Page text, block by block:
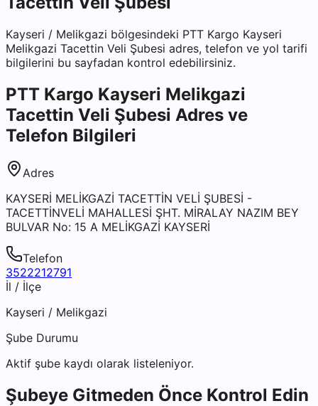
Kayseri / Melikgazi bölgesindeki PTT Kargo Kayseri
Melikgazi Tacettin Veli Şubesi adres, telefon ve yol tarifi
bilgilerini bu sayfadan kontrol edebilirsiniz.
PTT Kargo Kayseri Melikgazi
Tacettin Veli Şubesi Adres ve
Telefon Bilgileri
Adres
KAYSERİ MELİKGAZİ TACETTİN VELİ ŞUBESİ -
TACETTİNVELİ MAHALLESİ ŞHT. MİRALAY NAZIM BEY
BULVAR No: 15 A MELİKGAZİ KAYSERİ
Telefon
3522212791
İl / İlçe
Kayseri / Melikgazi
Şube Durumu
Aktif şube kaydı olarak listeleniyor.
Şubeye Gitmeden Önce Kontrol Edin